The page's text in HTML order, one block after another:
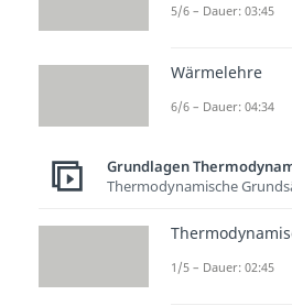
Formelder
alle Linien
5/6 – Dauer: 03:45
Wärmelehre
6/6 – Dauer: 04:34
Grundlagen
Thermodynamische
1/5 – Dauer: 02:45